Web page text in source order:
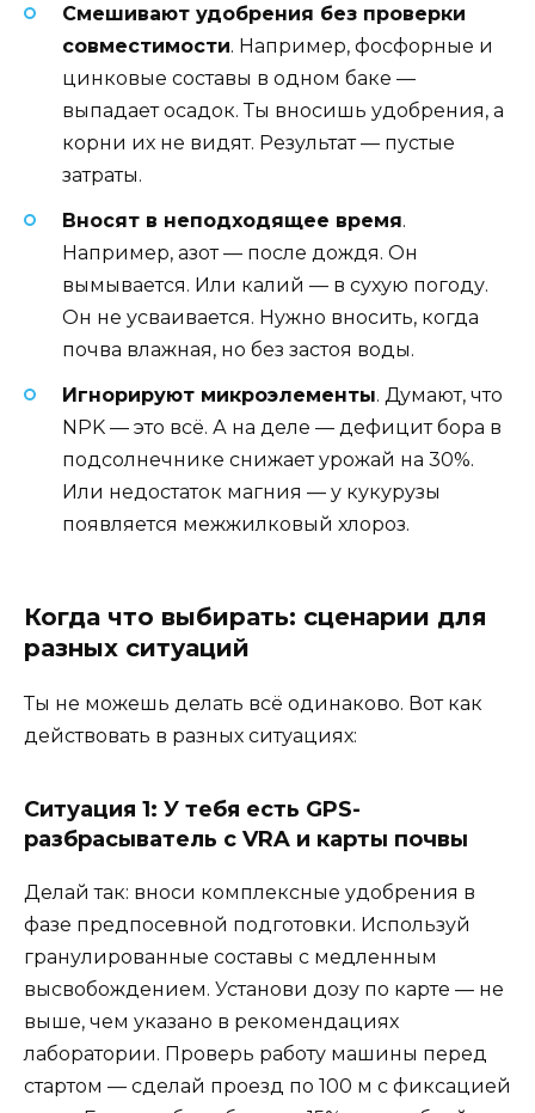
Смешивают удобрения без проверки
совместимости. Например, фосфорные и
цинковые составы в одном баке —
выпадает осадок. Ты вносишь удобрения, а
корни их не видят. Результат — пустые
затраты.
Вносят в неподходящее время.
Например, азот — после дождя. Он
вымывается. Или калий — в сухую погоду.
Он не усваивается. Нужно вносить, когда
почва влажная, но без застоя воды.
Игнорируют микроэлементы. Думают, что
NPK — это всё. А на деле — дефицит бора в
подсолнечнике снижает урожай на 30%.
Или недостаток магния — у кукурузы
появляется межжилковый хлороз.
Когда что выбирать: сценарии для
разных ситуаций
Ты не можешь делать всё одинаково. Вот как
действовать в разных ситуациях:
Ситуация 1: У тебя есть GPS-
разбрасыватель с VRA и карты почвы
Делай так: вноси комплексные удобрения в
фазе предпосевной подготовки. Используй
гранулированные составы с медленным
высвобождением. Установи дозу по карте — не
выше, чем указано в рекомендациях
лаборатории. Проверь работу машины перед
стартом — сделай проезд по 100 м с фиксацией